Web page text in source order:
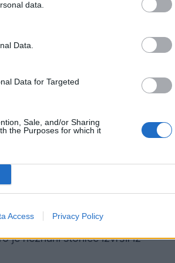
data.
Data.
Data for Targeted
Sale, and/or Sharing
the Purposes for which it
Access Privacy Policy
bloku na Jenkovi cesti napadel in
podali odločbo o prekršku in
so tega dne iz garderob v Rdeči
za okoli 350 eur. Za storilcem
je neznani storilec izvršil iz